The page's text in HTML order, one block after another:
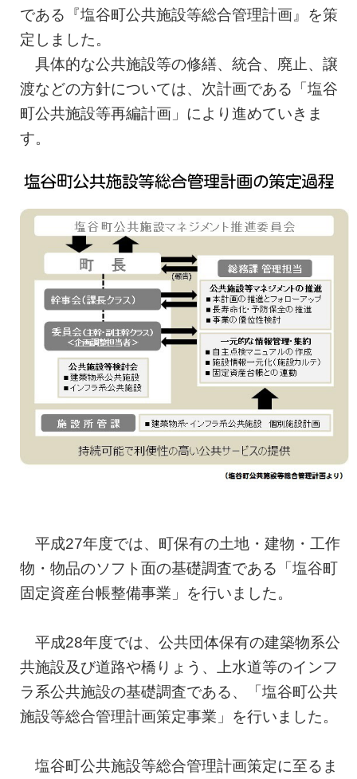
である『塩谷町公共施設等総合管理計画』を策
定しました。
具体的な公共施設等の修繕、統合、廃止、譲
渡などの方針については、次計画である「塩谷
町公共施設等再編計画」により進めていきま
す。
平成27年度では、町保有の土地・建物・工作
物・物品のソフト面の基礎調査である「塩谷町
固定資産台帳整備事業」を行いました。
平成28年度では、公共団体保有の建築物系公
共施設及び道路や橋りょう、上水道等のインフ
ラ系公共施設の基礎調査である、「塩谷町公共
施設等総合管理計画策定事業」を行いました。
塩谷町公共施設等総合管理計画策定に至るま